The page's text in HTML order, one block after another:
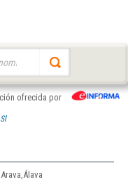
ofrecida por